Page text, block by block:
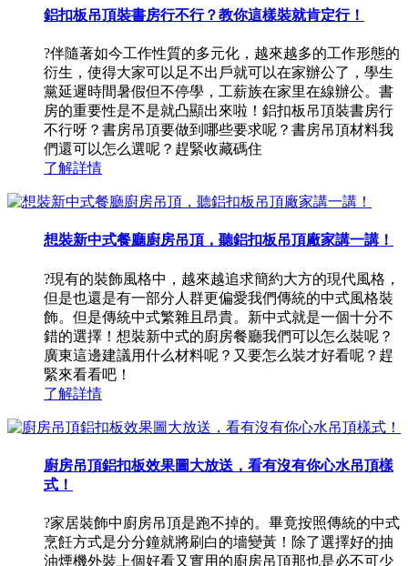
鋁扣板吊頂裝書房行不行？教你這樣裝就肯定行！
?伴隨著如今工作性質的多元化，越來越多的工作形態的
衍生，使得大家可以足不出戶就可以在家辦公了，學生
黨延遲時間暑假但不停學，工薪族在家里在線辦公。書
房的重要性是不是就凸顯出來啦！鋁扣板吊頂裝書房行
不行呀？書房吊頂要做到哪些要求呢？書房吊頂材料我
們還可以怎么選呢？趕緊收藏碼住
了解詳情
想裝新中式餐廳廚房吊頂，聽鋁扣板吊頂廠家講一講！
?現有的裝飾風格中，越來越追求簡約大方的現代風格，
但是也還是有一部分人群更偏愛我們傳統的中式風格裝
飾。但是傳統中式繁雜且昂貴。新中式就是一個十分不
錯的選擇！想裝新中式的廚房餐廳我們可以怎么裝呢？
廣東這邊建議用什么材料呢？又要怎么裝才好看呢？趕
緊來看看吧！
了解詳情
廚房吊頂鋁扣板效果圖大放送，看有沒有你心水吊頂樣
式！
?家居裝飾中廚房吊頂是跑不掉的。畢竟按照傳統的中式
烹飪方式是分分鐘就將刷白的墻變黃！除了選擇好的抽
油煙機外裝上個好看又實用的廚房吊頂那也是必不可少